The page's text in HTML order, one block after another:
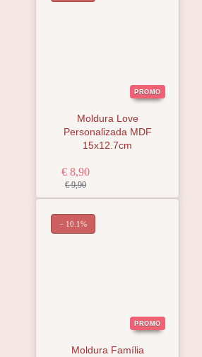
PROMO
Moldura Love
Personalizada MDF
15x12.7cm
€ 8,90
€ 9,90
PROMO
Moldura Família
− 10.1%